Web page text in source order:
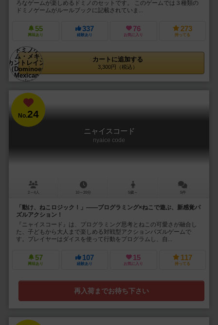
ろなゲームが楽しめるドミノのセットです。 このゲームでは３種類の
ドミノゲームがルールブックに記載されていま...
55
興味あり
337
経験あり
76
お気に入り
273
持ってる
カートに追加する
3,300円（税込）
No.24
ニャイスコード
nyaice code
2～4人 10～20分 5歳～ 5件
「動け、ねこロジック！」――プログラミング×ねこで遊ぶ、新感覚パ
ズルアクション！
『ニャイスコード』は、プログラミング思考とねこの可愛さが融合し
た、子どもから大人まで楽しめる対戦型アクションパズルゲームで
す。プレイヤーはダイスを使って行動をプログラムし、自...
57
興味あり
107
経験あり
15
お気に入り
117
持ってる
再入荷までお待ち下さい